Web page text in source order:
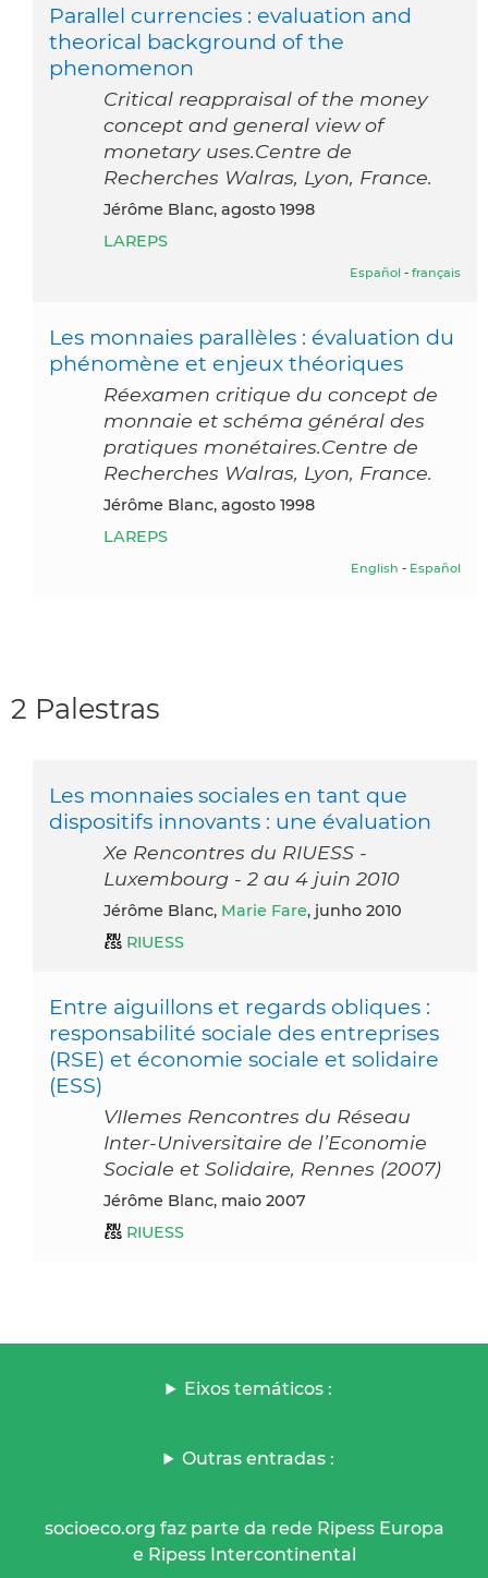
Parallel currencies : evaluation and
theorical background of the
phenomenon
Critical reappraisal of the money
concept and general view of
monetary uses.Centre de
Recherches Walras, Lyon, France.
Jérôme Blanc, agosto 1998
LAREPS
Español - français
Les monnaies parallèles : évaluation du
phénomène et enjeux théoriques
Réexamen critique du concept de
monnaie et schéma général des
pratiques monétaires.Centre de
Recherches Walras, Lyon, France.
Jérôme Blanc, agosto 1998
LAREPS
English - Español
2 Palestras
Les monnaies sociales en tant que
dispositifs innovants : une évaluation
Xe Rencontres du RIUESS -
Luxembourg - 2 au 4 juin 2010
Jérôme Blanc, Marie Fare, junho 2010
RIUESS
Entre aiguillons et regards obliques :
responsabilité sociale des entreprises
(RSE) et économie sociale et solidaire
(ESS)
VIIemes Rencontres du Réseau
Inter-Universitaire de l’Economie
Sociale et Solidaire, Rennes (2007)
Jérôme Blanc, maio 2007
RIUESS
Eixos temáticos :
Outras entradas :
socioeco.org faz parte da rede Ripess Europa
e Ripess Intercontinental